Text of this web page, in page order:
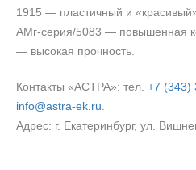
1915 — пластичный и
АМг‑серия/5083 — повышенная
— высокая прочность.
Контакты «АСТРА»: тел. +7 (343)
info@astra-ek.ru
Адрес: г. Екатеринбург, ул.